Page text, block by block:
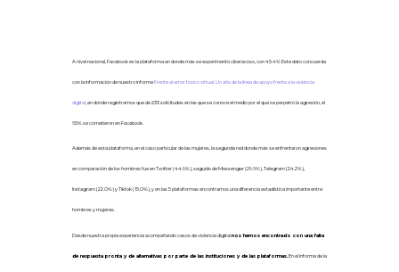
A nivel nacional, Facebook es la plataforma en donde más se experimentó ciberacoso, con 45.4% Este dato concuerda
con la información de nuestro informeFrente al amor tóxico virtual. Un año de la línea de apoyo frente a la violencia
digital, en donde registramos que de 233 solicitudes en las que se conoce el medio por el que se perpetró la agresión, el
65% se cometieron en Facebook.
Además de esta plataforma, en el caso particular de las mujeres, la segunda red donde más se enfrentaron agresiones
en comparación de los hombres fue en Twitter (44.9%), seguido de Messenger (29.6%), Telegram (24.2%),
Instagram (22.0%) y Tiktok (15.0%), y en las 5 plataformas encontramos una diferencia estadística importante entre
hombres y mujeres.
Desde nuestra propia experiencia acompañando casos de violencia digitalnos hemos encontrado con una falta
de respuesta pronta y de alternativas por parte de las instituciones y de las plataformas. En el informe de la